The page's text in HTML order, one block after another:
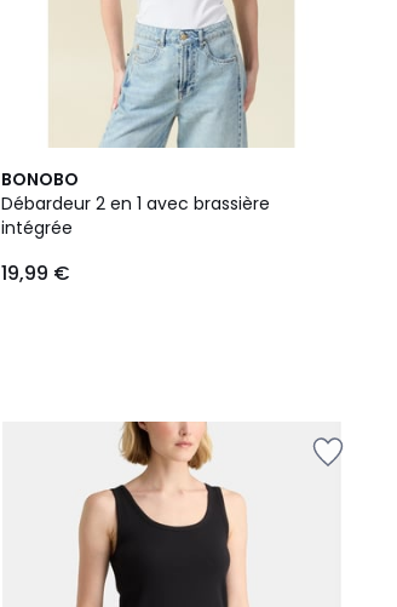
BONOBO
Débardeur 2 en 1 avec brassière
intégrée
19,99 €